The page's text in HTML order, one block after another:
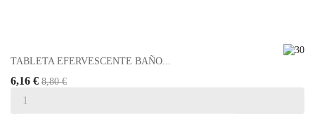
TABLETA EFERVESCENTE BAÑO...
6,16 € 8,80 €